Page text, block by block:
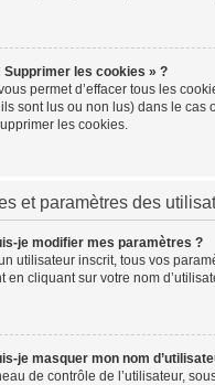
Supprimer les cookies » ?
permet d’effacer tous les
sont lus ou non lus) dans le
les cookies.
et paramètres des
je modifier mes paramètres ?
utilisateur inscrit, tous vos
en cliquant sur votre nom
je masquer mon nom
de contrôle de l’utilisateur,